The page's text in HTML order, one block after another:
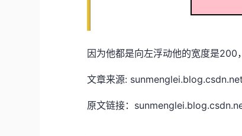
因为他都是向左浮动他的宽度是
文章来源:
原文链接：